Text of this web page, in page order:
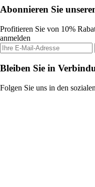
Abonnieren Sie
Profitieren Sie von 10%
anmelden
Bleiben Sie in
Folgen Sie uns in den